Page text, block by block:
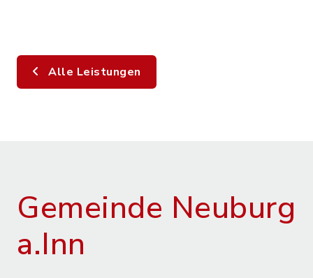
Alle Leistungen
Gemeinde Neuburg
a.Inn